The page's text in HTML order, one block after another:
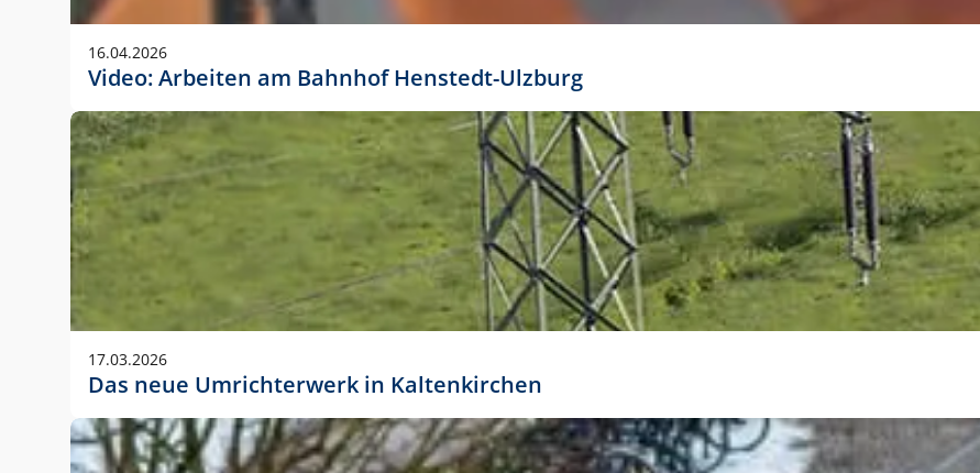
Die Logohöhe beträgt 4 – 10 % der jeweiligen Formathöhe. Daraus ergeben sich für gängige Formate
folgende fest definierte Anwendungsgrößen im Layout:
DIN A3 – 15 mm hoch (5 %)
DIN A1 – 39 mm hoch (5 %)
DIN lang – 10 mm hoch (5 %)
1080 x 1080 px – 78 px hoch (7 %)
In Ausnahmefällen darf das Logo jedoch auch größer oder kleiner gesetzt werden. Dazu bedarf es jedoch
stets der vorherigen Absprache mit der Marketingabteilung.
16.04.2026
Video: Arbeiten am Bahnhof Henstedt-Ulzburg
17.03.2026
Das neue Umrichterwerk in Kaltenkirchen